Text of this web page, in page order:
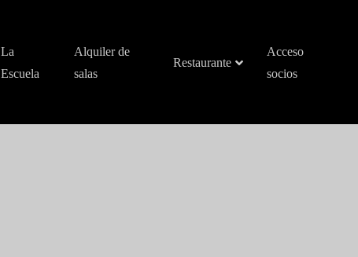
La
Escuela
Alquiler de
salas
Restaurante
Acceso
socios